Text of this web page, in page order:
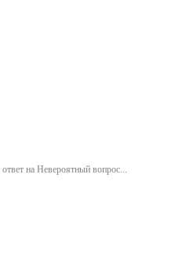
на Невероятный вопрос...